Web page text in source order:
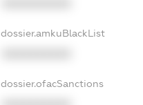
dossier.amkuBlackList
dossier.ofacSanctions